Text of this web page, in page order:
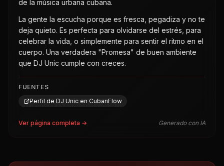
de la música urbana cubana.
La gente la escucha porque es fresca, pegadiza y no te
deja quieto. Es perfecta para olvidarse del estrés, para
celebrar la vida, o simplemente para sentir el ritmo en el
cuerpo. Una verdadera "Promesa" de buen ambiente
que DJ Unic cumple con creces.
FUENTES
Perfil de DJ Unic en CubanFlow
Ver página completa → Generado con IA